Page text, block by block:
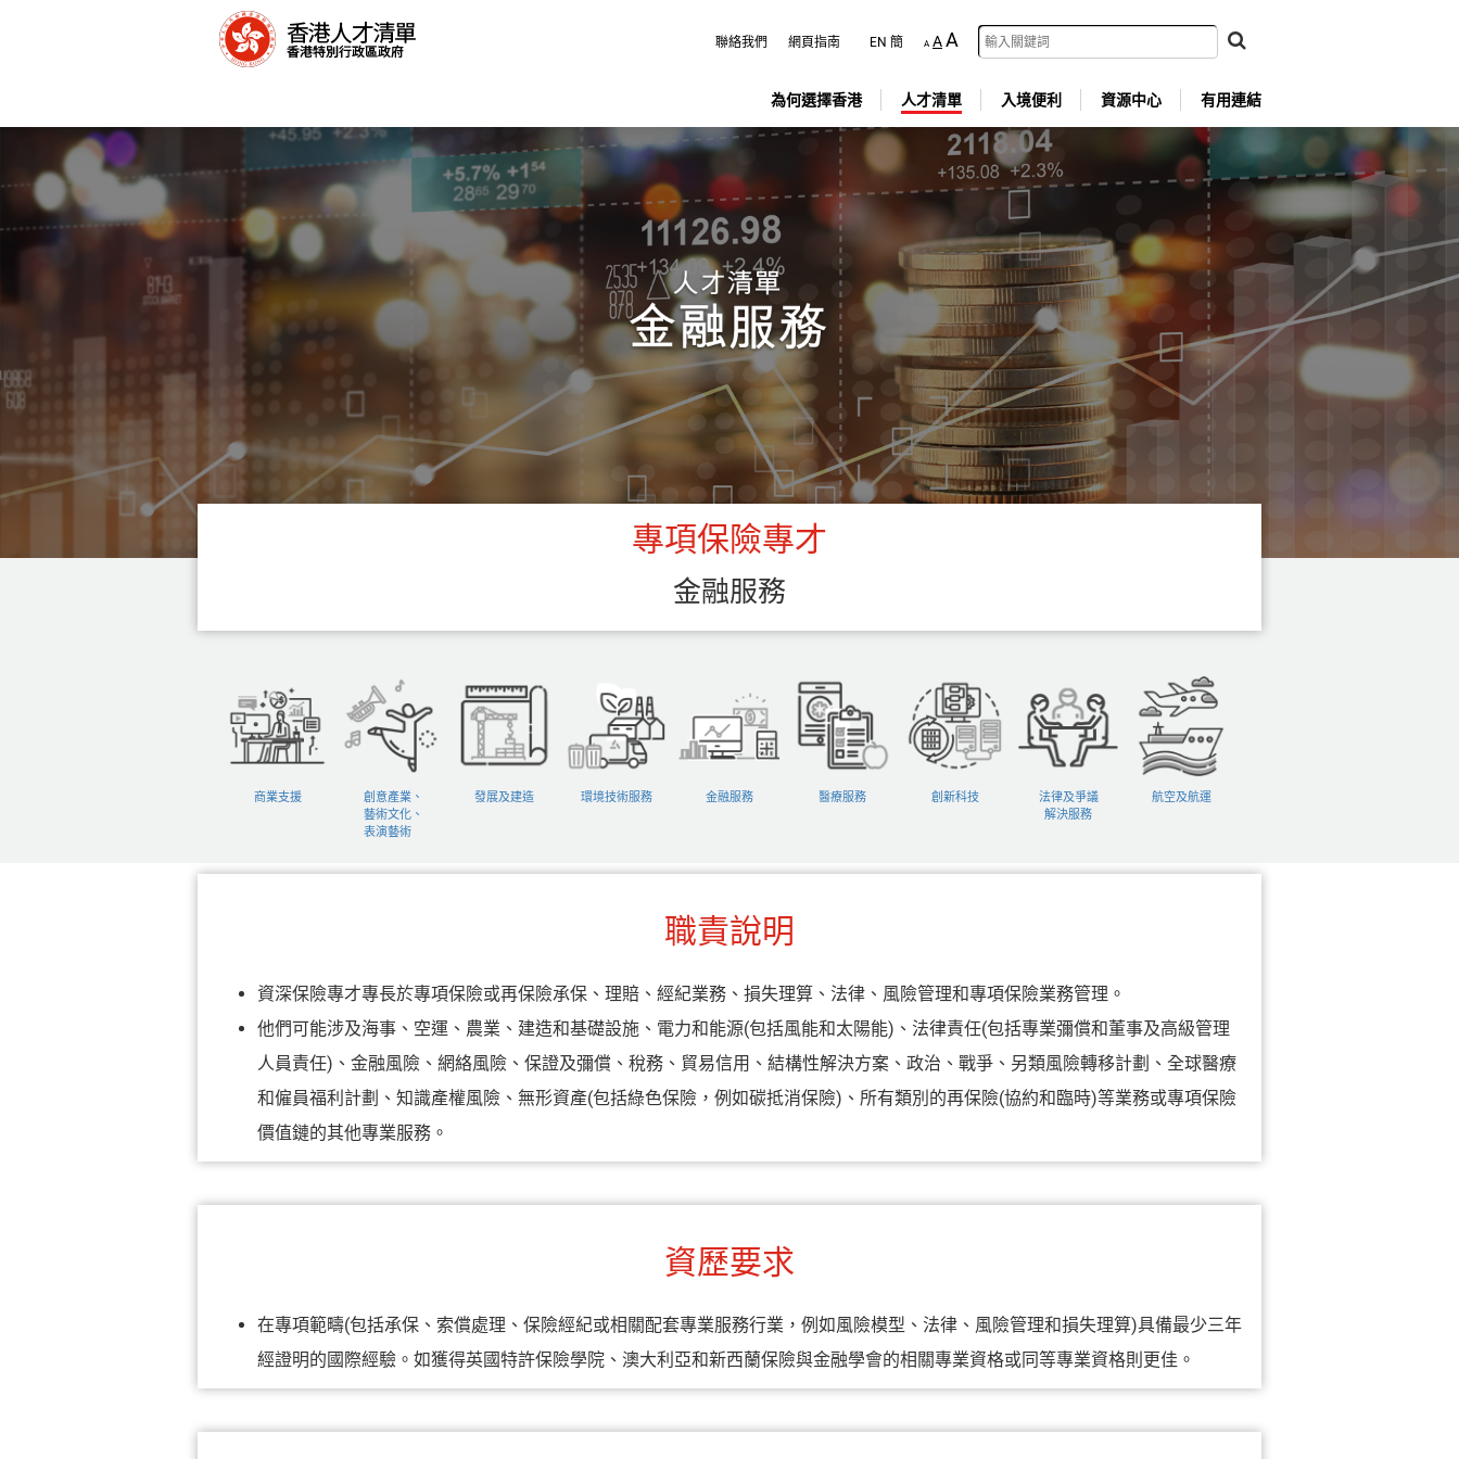
聯絡我們 網頁指南 EN 簡 A AA
為何選擇香港 人才清單 入境便利 資源中心 有用連結
專項保險專才
金融服務
商業支援
創意產業、
藝術文化、
表演藝術
發展及建造 環境技術服務 金融服務 醫療服務 創新科技
法律及爭議
解決服務
航空及航運
職責說明
資深保險專才專長於專項保險或再保險承保、理賠、經紀業務、損失理算、法律、風險管理和專項保險業務管理。
他們可能涉及海事、空運、農業、建造和基礎設施、電力和能源(包括風能和太陽能)、法律責任(包括專業彌償和董事及高級管理
人員責任)、金融風險、網絡風險、保證及彌償、稅務、貿易信用、結構性解決方案、政治、戰爭、另類風險轉移計劃、全球醫療
和僱員福利計劃、知識產權風險、無形資產(包括綠色保險，例如碳抵消保險)、所有類別的再保險(協約和臨時)等業務或專項保險
價值鏈的其他專業服務。
資歷要求
在專項範疇(包括承保、索償處理、保險經紀或相關配套專業服務行業，例如風險模型、法律、風險管理和損失理算)具備最少三年
經證明的國際經驗。如獲得英國特許保險學院、澳大利亞和新西蘭保險與金融學會的相關專業資格或同等專業資格則更佳。